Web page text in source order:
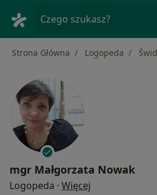
Czego szukasz?
Strona Główna Logopeda
mgr Małgorzata Nowak
Logopeda · Więcej